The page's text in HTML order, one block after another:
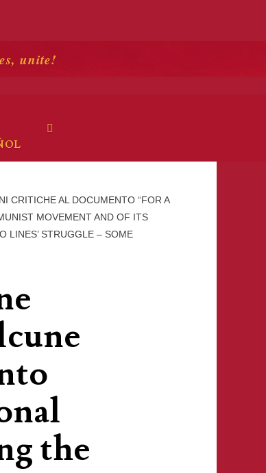
unite!
CRITICHE AL DOCUMENTO “FOR A
MOVEMENT AND OF ITS
LINES’ STRUGGLE – SOME
the